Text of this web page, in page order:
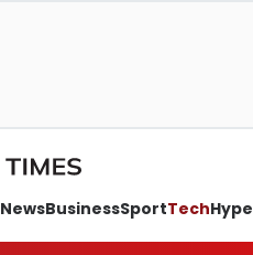
NewsBusinessSportTechHype